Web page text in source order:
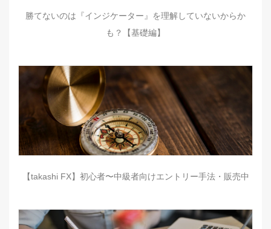
勝てないのは『インジケーター』を理解していないからか
も？【基礎編】
【takashi FX】初心者〜中級者向けエントリー手法・販売中